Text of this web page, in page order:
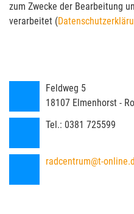
zum Zwecke der Bearbeitung
verarbeitet (
Feldweg 5
18107 Elmenhorst -
Tel.: 0381 725599
radcentrum@t-